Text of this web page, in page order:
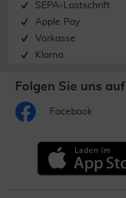
SEPA-Lastschrift
Apple Pay
Vorkasse
Klarna
Folgen Sie uns auf
Facebook